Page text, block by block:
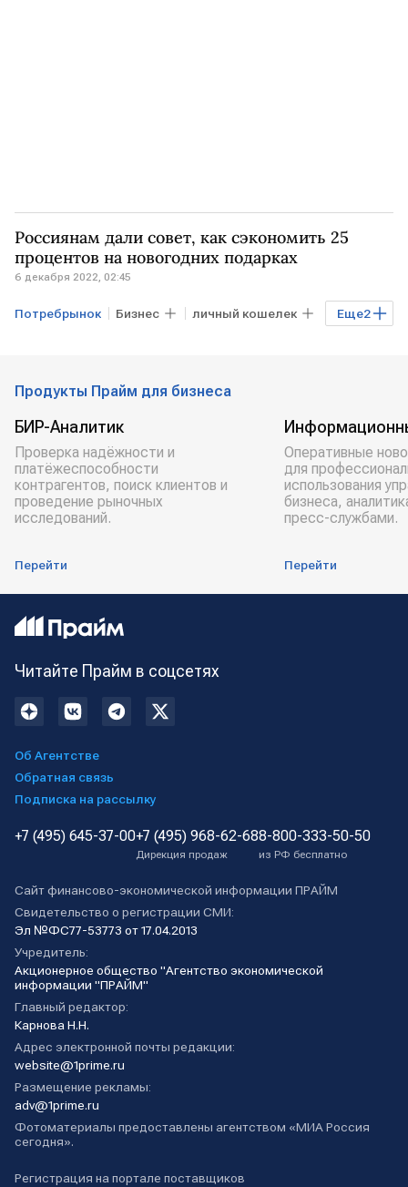
Россиянам дали совет, как сэкономить 25
процентов на новогодних подарках
6 декабря 2022, 02:45
Еще2
Потребрынок Бизнес личный кошелек
Продукты Прайм для бизнеса
БИР-Аналитик
Проверка надёжности и
платёжеспособности
контрагентов, поиск клиентов и
проведение рыночных
исследований.
Перейти
Оперативные
для
использования
бизнеса,
пресс-службами.
Перейти
Читайте Прайм в соцсетях
Об Агентстве
Обратная связь
Подписка на рассылку
+7 (495) 645-37-00+7 (495) 968-62-68
Дирекция продаж
8-800-333-50-50
из РФ бесплатно
Сайт финансово-экономической информации ПРАЙМ
Свидетельство о регистрации СМИ:
Эл №ФС77-53773 от 17.04.2013
Учредитель:
Акционерное общество "Агентство экономической
информации "ПРАЙМ"
Главный редактор:
Карнова Н.Н.
Адрес электронной почты редакции:
website@1prime.ru
Размещение рекламы:
adv@1prime.ru
Фотоматериалы предоставлены агентством «МИА Россия
сегодня».
Регистрация на портале поставщиков